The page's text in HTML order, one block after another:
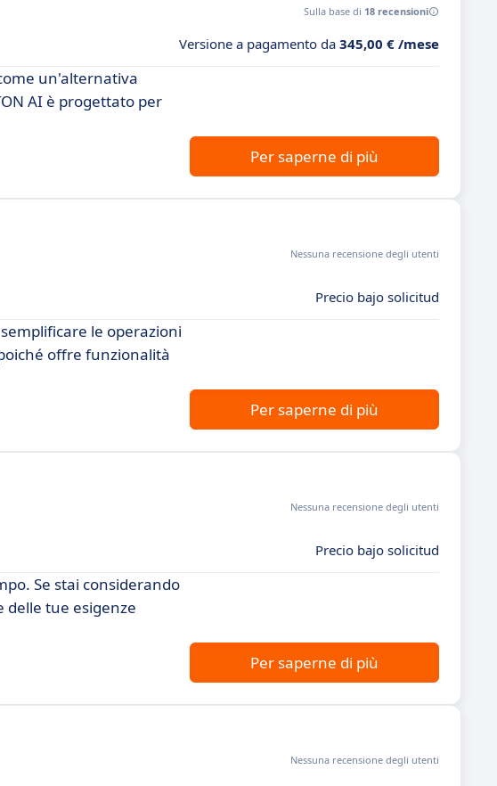
Sulla base di 18 recensioni
Versione a pagamento da 345,00 € /mese
un'alternativa
AI è progettato per
Per saperne di più
Nessuna recensione degli utenti
Precio bajo solicitud
le operazioni
offre funzionalità
Per saperne di più
Nessuna recensione degli utenti
Precio bajo solicitud
Se stai considerando
delle tue esigenze
Per saperne di più
Nessuna recensione degli utenti